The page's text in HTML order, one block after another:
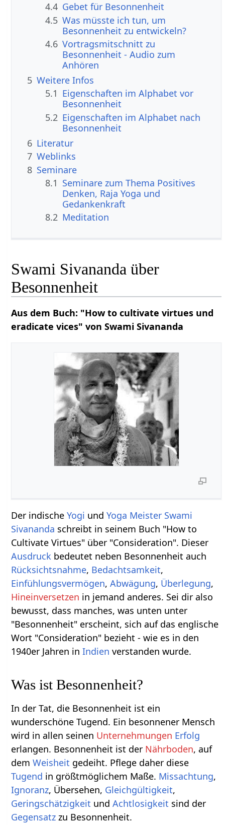
4.4 Gebet für Besonnenheit
4.5 Was müsste ich tun, um
Besonnenheit zu entwickeln?
4.6 Vortragsmitschnitt zu
Besonnenheit - Audio zum
Anhören
5 Weitere Infos
5.1 Eigenschaften im Alphabet vor
Besonnenheit
5.2 Eigenschaften im Alphabet nach
Besonnenheit
6 Literatur
7 Weblinks
8 Seminare
8.1 Seminare zum Thema Positives
Denken, Raja Yoga und
Gedankenkraft
8.2 Meditation
Swami Sivananda über
Besonnenheit
Aus dem Buch: "How to cultivate virtues und
eradicate vices" von Swami Sivananda
Der indischeYogi undYoga Meister Swami
Sivananda schreibt in seinem Buch "How to
Cultivate Virtues" über "Consideration". Dieser
Ausdruck bedeutet neben Besonnenheit auch
Rücksichtsnahme, Bedachtsamkeit,
Einfühlungsvermögen,Abwägung, Überlegung,
Hineinversetzen in jemand anderes. Sei dir also
bewusst, dass manches, was unten unter
"Besonnenheit" erscheint, sich auf das englische
Wort "Consideration" bezieht - wie es in den
1940er Jahren inIndien verstanden wurde.
Was ist Besonnenheit?
In der Tat, die Besonnenheit ist ein
wunderschöne Tugend. Ein besonnener Mensch
wird in allen seinen Unternehmungen Erfolg
erlangen. Besonnenheit ist der Nährboden, auf
demWeisheit gedeiht. Pflege daher diese
Tugend in größtmöglichem Maße. Missachtung,
Ignoranz, Übersehen, Gleichgültigkeit,
Geringschätzigkeit undAchtlosigkeit sind der
Gegensatz zu Besonnenheit.